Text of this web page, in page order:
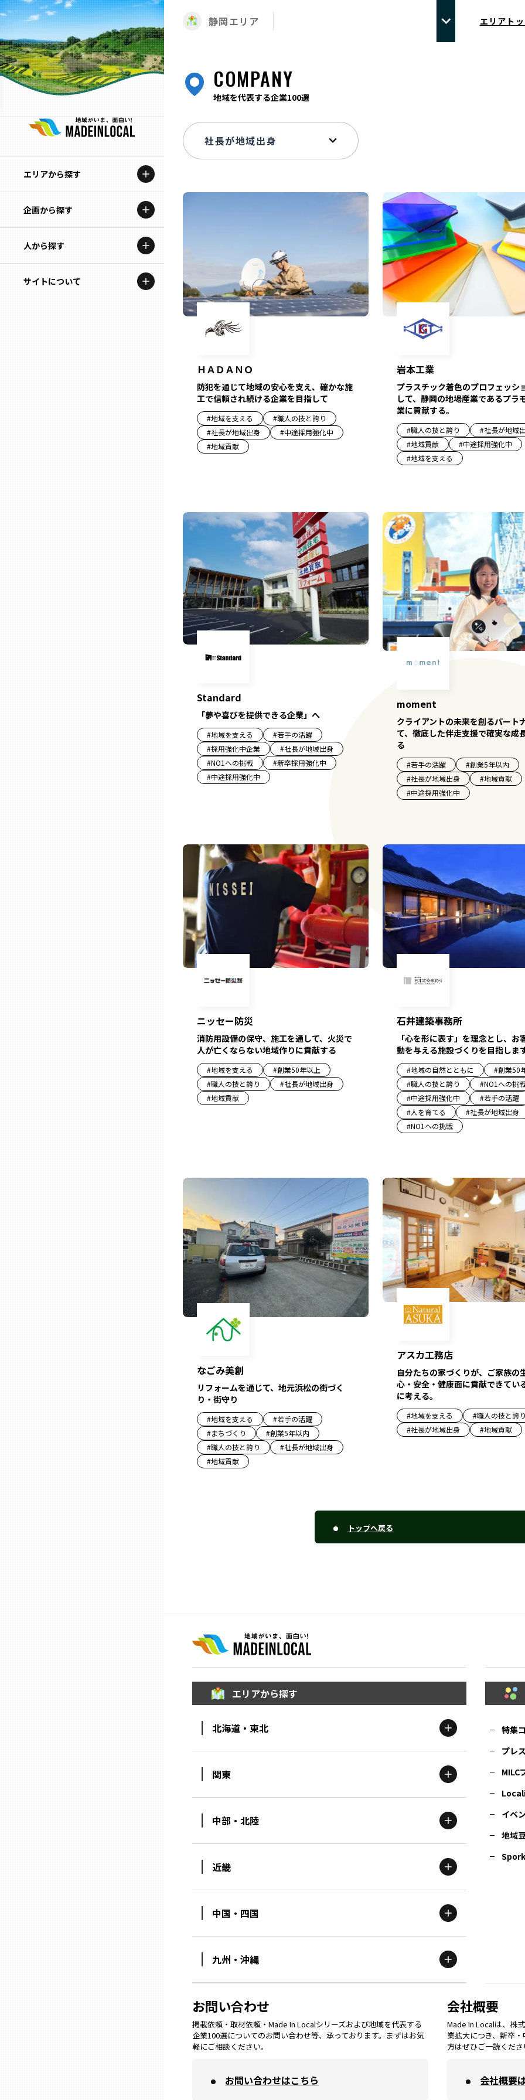
エリアから探す
北海道
青森
岩手
企画から探す
特集コンテンツ
地域を代表する企業100選
人から探す
記事ライター
サイトについて
静岡エリア エリアト
COMPANY
地域を代表する企業100選
ＨＡＤＡＮＯ
防犯を通じて地域の安心を支え、確かな施
工で信頼され続ける企業を目指して
#地域を支える #職人の技と誇り
#社長が地域出身 #中途採用強化中
#地域貢献
岩本工業
プラスチック着色のプロフェッシ
して、静岡の地場産業であるプラ
業に貢献する。
#職人の技と誇り #社長が地域
#地域貢献 #中途採用強化中
#地域を支える
Standard
「夢や喜びを提供できる企業」へ
#地域を支える #若手の活躍
#採用強化中企業 #社長が地域出身
#NO1への挑戦 #新卒採用強化中
#中途採用強化中
moment
クライアントの未来を創るパート
て、徹底した伴走支援で確実な成
る
#若手の活躍 #創業5年以内
#社長が地域出身 #地域貢献
#中途採用強化中
ニッセー防災
消防用設備の保守、施工を通して、火災で
人が亡くならない地域作りに貢献する
#地域を支える #創業50年以上
#職人の技と誇り #社長が地域出身
#地域貢献
石井建築事務所
「心を形に表す」を理念とし、お
動を与える施設づくりを目指します
#地域の自然とともに #創業50
#職人の技と誇り #NO1への挑
#中途採用強化中 #若手の活躍
#人を育てる #社長が地域出身
#NO1への挑戦
なごみ美創
リフォームを通じて、地元浜松の街づく
り・街守り
#地域を支える #若手の活躍
#まちづくり #創業5年以内
#職人の技と誇り #社長が地域出身
#地域貢献
アスカ工務店
自分たちの家づくりが、ご家族の
心・安全・健康面に貢献できてい
に考える。
#地域を支える #職人の技と誇り
#社長が地域出身 #地域貢献
トップへ戻る
エリアから探す
北海道・東北
青森エリア
岩手エリア
山形
関東
栃木エリア
群馬エリア
千葉 エリア
中部・北陸
富山エリア
石川エリア
福井エリア
長野エリア
近畿
京都エリア
大阪市 エリア
北摂エリア
中国・四国
島根エリア
岡山エリア
九州・沖縄
福岡エリア
佐賀エリア
特集
プレ
MILC
イベ
地域
お問い合わせ
掲載依頼・取材依頼・Made In Localシリーズおよび地域を代表する
企業100選についてのお問い合わせ等、承っております。まずはお気
軽にご相談ください。
お問い合わせはこちら
会社概要
Made In Localは、株
業拡大につき、新卒
方はぜひご一読くださ
会社概要